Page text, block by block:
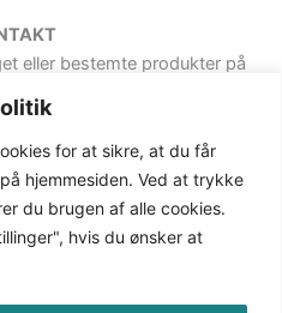
for at sikre, at du får
hjemmesiden. Ved at trykke
du brugen af alle cookies.
hvis du ønsker at
eller bestemte produkter på
på Kontakt-siden.